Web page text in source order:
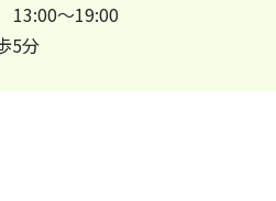
13:00～19:00
5分